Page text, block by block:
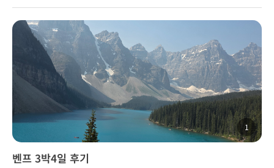
1
벤프 3박4일 후기